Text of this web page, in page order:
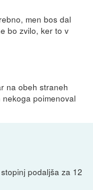
men bos dal
bo zvilo, ker to v
na obeh straneh
poimenoval
podaljša za 12